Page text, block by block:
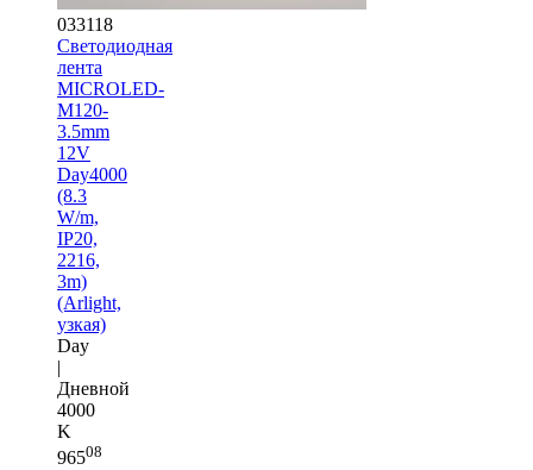
033118
Светодиодная
лента
MICROLED-
M120-
3.5mm
12V
Day4000
(8.3
W/m,
IP20,
2216,
3m)
(Arlight,
узкая)
Day
|
Дневной
4000
K
96508